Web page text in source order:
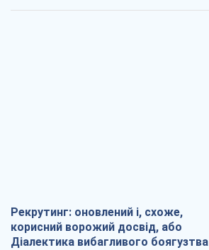
Рекрутинг: оновлений і, схоже,
корисний ворожий досвід, або
Діалектика вибагливого боягузтва